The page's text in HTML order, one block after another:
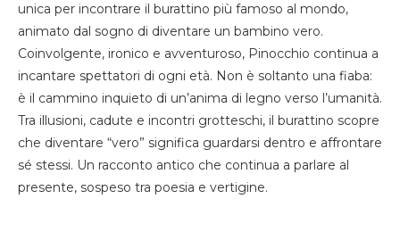
unica per incontrare il burattino più famoso al mondo,
animato dal sogno di diventare un bambino vero.
Coinvolgente, ironico e avventuroso, Pinocchio continua a
incantare spettatori di ogni età. Non è soltanto una fiaba:
è il cammino inquieto di un’anima di legno verso l’umanità.
Tra illusioni, cadute e incontri grotteschi, il burattino scopre
che diventare “vero” significa guardarsi dentro e affrontare
sé stessi. Un racconto antico che continua a parlare al
presente, sospeso tra poesia e vertigine.